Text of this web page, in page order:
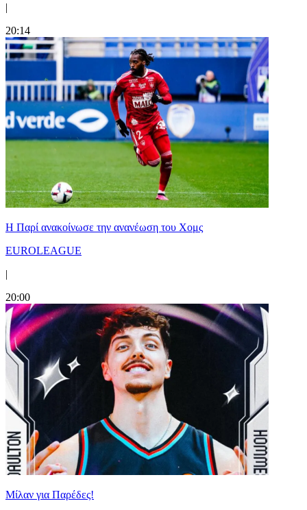
|
20:14
Η Παρί ανακοίνωσε την ανανέωση του Χομς
EUROLEAGUE
|
20:00
Μίλαν για Παρέδες!